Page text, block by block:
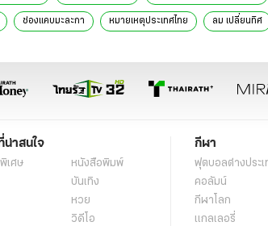
ช่องแคบมะละกา หมายเหตุประเทศไทย ลม เปลี่ยนทิศ
น่าสนใจ
เศษ
หนังสือพิมพ์
บันเทิง
หวย
วิดีโอ
กีฬา
ฟุตบอลต่่างประเ
คอลัมน์
กีฬาโลก
แกลเลอรี่